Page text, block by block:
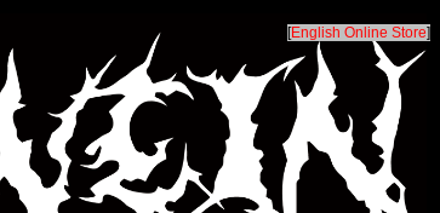
[English Online Store]